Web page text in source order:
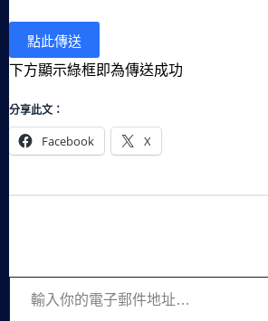
下方顯示綠框即為傳送成功
分享此文：
Facebook X
輸入你的電子郵件地址…